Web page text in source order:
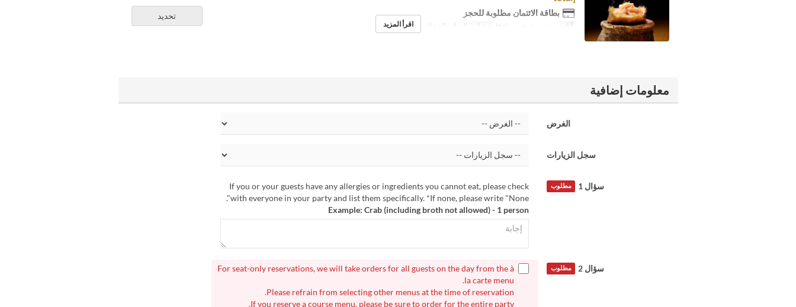
تحديد بطاقة الائتمان مطلوبة للحجز
أيام وجبات الشاي, العشاء اقرأ المزيد
معلومات إضافية
الغرض
سجل الزيارات
سؤال 1 مطلوب
If you or your guests have any allergies or ingredients you cannot eat, please check
with everyone in your party and list them specifically. *If none, please write "None".
Example: Crab (including broth not allowed) - 1 person
سؤال 2 مطلوب
For seat-only reservations, we will take orders for all guests on the day from the à
la carte menu.
Please refrain from selecting other menus at the time of reservation.
If you reserve a course menu, please be sure to order for the entire party.